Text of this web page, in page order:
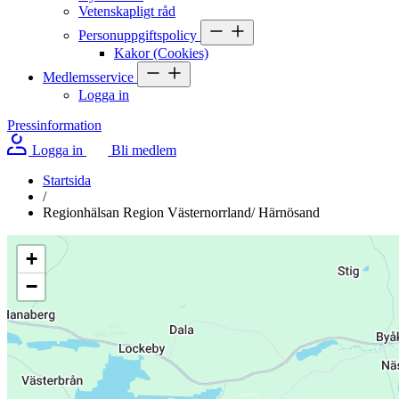
Vetenskapligt råd
Personuppgiftspolicy
Kakor (Cookies)
Medlemsservice
Logga in
Pressinformation
Logga in
Bli medlem
Startsida
/
Regionhälsan Region Västernorrland/ Härnösand
+
−